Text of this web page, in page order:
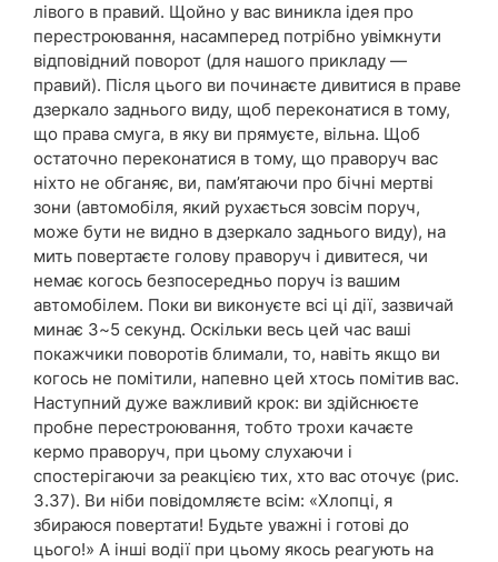
лівого в правий. Щойно у вас виникла ідея про
перестроювання, насамперед потрібно увімкнути
відповідний поворот (для нашого прикладу —
правий). Після цього ви починаєте дивитися в праве
дзеркало заднього виду, щоб переконатися в тому,
що права смуга, в яку ви прямуєте, вільна. Щоб
остаточно переконатися в тому, що праворуч вас
ніхто не обганяє, ви, пам’ятаючи про бічні мертві
зони (автомобіля, який рухається зовсім поруч,
може бути не видно в дзеркало заднього виду), на
мить повертаєте голову праворуч і дивитеся, чи
немає когось безпосередньо поруч із вашим
автомобілем. Поки ви виконуєте всі ці дії, зазвичай
минає 3~5 секунд. Оскільки весь цей час ваші
покажчики поворотів блимали, то, навіть якщо ви
когось не помітили, напевно цей хтось помітив вас.
Наступний дуже важливий крок: ви здійснюєте
пробне перестроювання, тобто трохи качаєте
кермо праворуч, при цьому слухаючи і
спостерігаючи за реакцією тих, хто вас оточує (рис.
3.37). Ви ніби повідомляєте всім: «Хлопці, я
збираюся повертати! Будьте уважні і готові до
цього!» А інші водії при цьому якось реагують на